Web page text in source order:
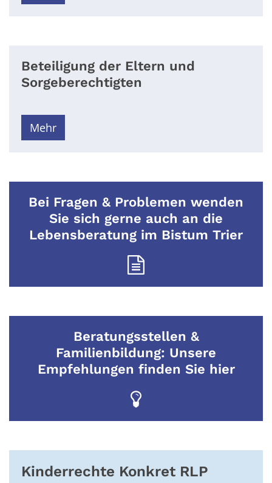
Beteiligung der Eltern und
Sorgeberechtigten
Mehr
Bei Fragen & Problemen wenden
Sie sich gerne auch an die
Lebensberatung im Bistum Trier
Beratungsstellen &
Familienbildung: Unsere
Empfehlungen finden Sie hier
Kinderrechte Konkret RLP